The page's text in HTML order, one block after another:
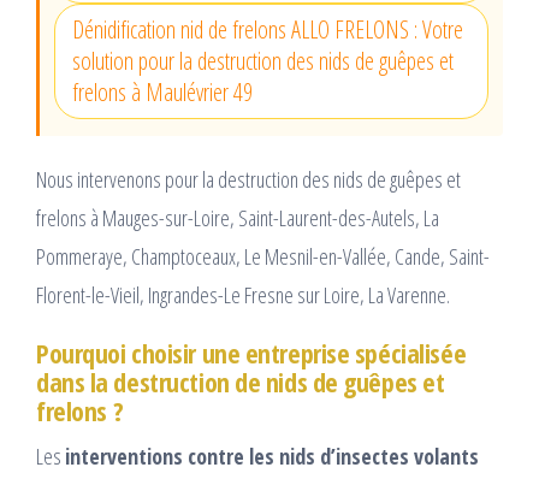
Dénidification nid de frelons ALLO FRELONS : Votre
solution pour la destruction des nids de guêpes et
frelons à Maulévrier 49
Nous intervenons pour la destruction des nids de guêpes et
frelons à Mauges-sur-Loire, Saint-Laurent-des-Autels, La
Pommeraye, Champtoceaux, Le Mesnil-en-Vallée, Cande, Saint-
Florent-le-Vieil, Ingrandes-Le Fresne sur Loire, La Varenne.
Pourquoi choisir une entreprise spécialisée
dans la destruction de nids de guêpes et
frelons ?
Les interventions contre les nids d’insectes volants